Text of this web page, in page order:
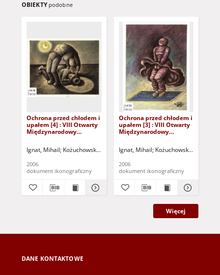
OBIEKTY podobne
Ochrona przed chłodem i
upałem [4] : VIII Otwarty
Międzynarodowy
Satyryczny / Mihail Ignat
Ignat, Mihail Kożuchowski Ośrodek Kultury i Sportu "Zamek"
2006
dokument ikonograficzny
Ochrona przed chłodem i
upałem [3] : VIII Otwarty
Międzynarodowy
Satyryczny / Mihail Ignat
Ignat, Mihail Kożuchowski Ośrodek
2006
dokument ikonograficzny
Więcej
DANE KONTAKTOWE